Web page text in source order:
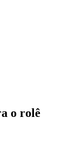
o rolê